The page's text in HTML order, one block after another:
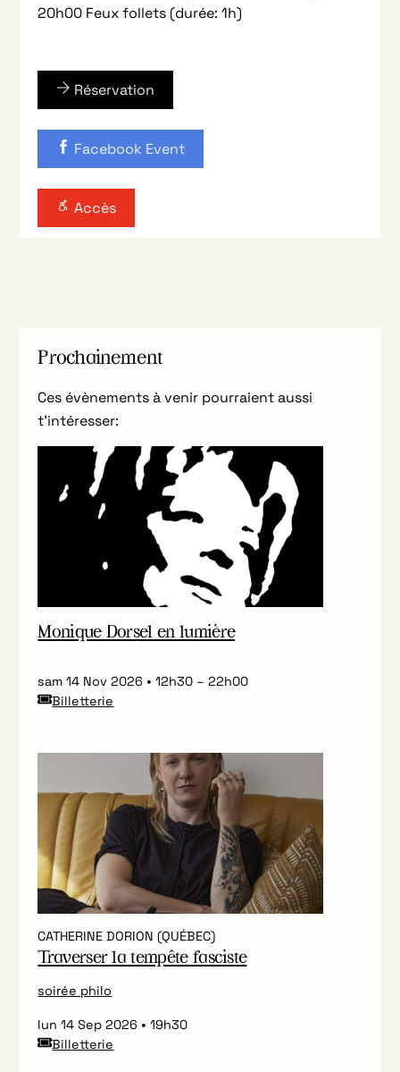
20h00 Feux follets (durée: 1h)
Réservation
Facebook Event
Accès
Prochainement
Ces évènements à venir pourraient aussi
t’intéresser:
Monique Dorsel en lumière
sam 14 Nov 2026 12h30 –22h00
Billetterie
CATHERINE DORION (QUÉBEC)
Traverser la tempête fasciste
soirée philo
lun 14 Sep 2026
19h30
Billetterie